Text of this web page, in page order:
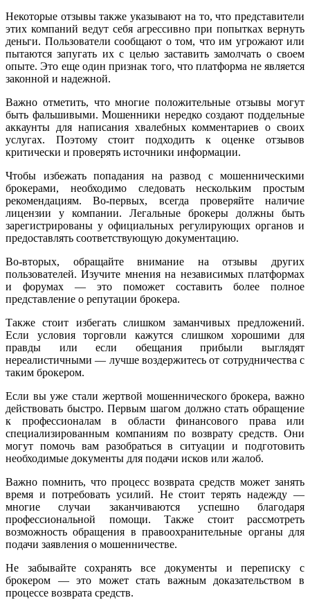
Некоторые отзывы также указывают на то, что представители
этих компаний ведут себя агрессивно при попытках вернуть
деньги. Пользователи сообщают о том, что им угрожают или
пытаются запугать их с целью заставить замолчать о своем
опыте. Это еще один признак того, что платформа не является
законной и надежной.
Важно отметить, что многие положительные отзывы могут
быть фальшивыми. Мошенники нередко создают поддельные
аккаунты для написания хвалебных комментариев о своих
услугах. Поэтому стоит подходить к оценке отзывов
критически и проверять источники информации.
Чтобы избежать попадания на развод с мошенническими
брокерами, необходимо следовать нескольким простым
рекомендациям. Во-первых, всегда проверяйте наличие
лицензии у компании. Легальные брокеры должны быть
зарегистрированы у официальных регулирующих органов и
предоставлять соответствующую документацию.
Во-вторых, обращайте внимание на отзывы других
пользователей. Изучите мнения на независимых платформах
и форумах — это поможет составить более полное
представление о репутации брокера.
Также стоит избегать слишком заманчивых предложений.
Если условия торговли кажутся слишком хорошими для
правды или если обещания прибыли выглядят
нереалистичными — лучше воздержитесь от сотрудничества с
таким брокером.
Если вы уже стали жертвой мошеннического брокера, важно
действовать быстро. Первым шагом должно стать обращение
к профессионалам в области финансового права или
специализированным компаниям по возврату средств. Они
могут помочь вам разобраться в ситуации и подготовить
необходимые документы для подачи исков или жалоб.
Важно помнить, что процесс возврата средств может занять
время и потребовать усилий. Не стоит терять надежду —
многие случаи заканчиваются успешно благодаря
профессиональной помощи. Также стоит рассмотреть
возможность обращения в правоохранительные органы для
подачи заявления о мошенничестве.
Не забывайте сохранять все документы и переписку с
брокером — это может стать важным доказательством в
процессе возврата средств.